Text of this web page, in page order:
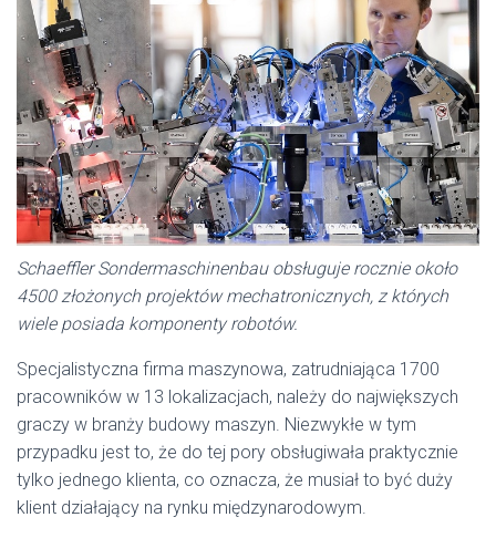
Schaeffler Sondermaschinenbau obsługuje rocznie około
4500 złożonych projektów mechatronicznych, z których
wiele posiada komponenty robotów.
Specjalistyczna firma maszynowa, zatrudniająca 1700
pracowników w 13 lokalizacjach, należy do największych
graczy w branży budowy maszyn. Niezwykłe w tym
przypadku jest to, że do tej pory obsługiwała praktycznie
tylko jednego klienta, co oznacza, że musiał to być duży
klient działający na rynku międzynarodowym.